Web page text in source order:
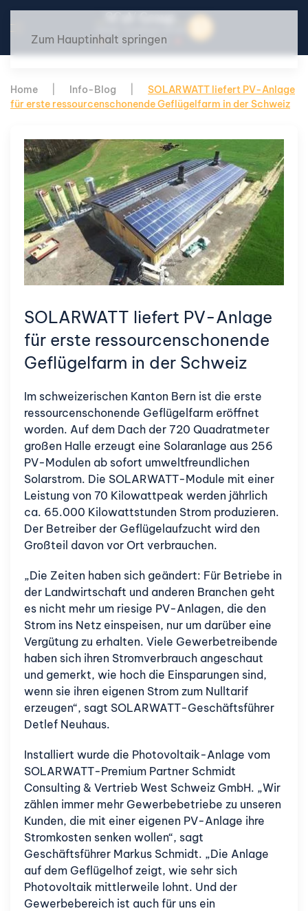
Zum Hauptinhalt springen
Home Info-Blog
SOLARWATT liefert PV-Anlage
für erste ressourcenschonende Geflügelfarm in der Schweiz
SOLARWATT liefert PV-Anlage
für erste ressourcenschonende
Geflügelfarm in der Schweiz
Im schweizerischen Kanton Bern ist die erste
ressourcenschonende Geflügelfarm eröffnet
worden. Auf dem Dach der 720 Quadratmeter
großen Halle erzeugt eine Solaranlage aus 256
PV-Modulen ab sofort umweltfreundlichen
Solarstrom. Die SOLARWATT-Module mit einer
Leistung von 70 Kilowattpeak werden jährlich
ca. 65.000 Kilowattstunden Strom produzieren.
Der Betreiber der Geflügelaufzucht wird den
Großteil davon vor Ort verbrauchen.
„Die Zeiten haben sich geändert: Für Betriebe in
der Landwirtschaft und anderen Branchen geht
es nicht mehr um riesige PV-Anlagen, die den
Strom ins Netz einspeisen, nur um darüber eine
Vergütung zu erhalten. Viele Gewerbetreibende
haben sich ihren Stromverbrauch angeschaut
und gemerkt, wie hoch die Einsparungen sind,
wenn sie ihren eigenen Strom zum Nulltarif
erzeugen“, sagt SOLARWATT-Geschäftsführer
Detlef Neuhaus.
Installiert wurde die Photovoltaik-Anlage vom
SOLARWATT-Premium Partner Schmidt
Consulting & Vertrieb West Schweiz GmbH. „Wir
zählen immer mehr Gewerbebetriebe zu unseren
Kunden, die mit einer eigenen PV-Anlage ihre
Stromkosten senken wollen“, sagt
Geschäftsführer Markus Schmidt. „Die Anlage
auf dem Geflügelhof zeigt, wie sehr sich
Photovoltaik mittlerweile lohnt. Und der
Gewerbebereich ist auch für uns ein